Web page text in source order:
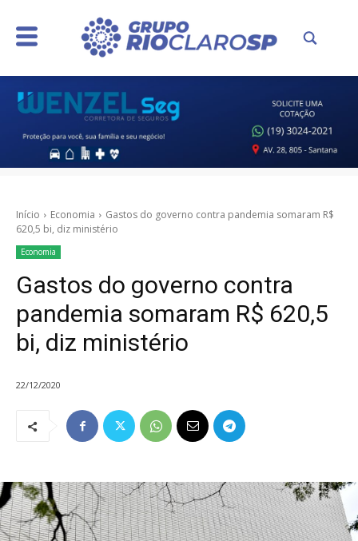
Início Economia
Gastos do governo contra pandemia somaram R$
620,5 bi, diz ministério
Economia
Gastos do governo contra
pandemia somaram R$ 620,5
bi, diz ministério
22/12/2020